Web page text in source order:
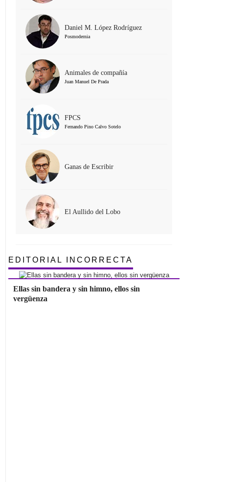
Daniel M. López Rodríguez
Posmodernia
Animales de compañía
Juan Manuel De Prada
FPCS
Fernando Pino Calvo Sotelo
Ganas de Escribir
El Aullido del Lobo
EDITORIAL INCORRECTA
Ellas sin bandera y sin himno, ellos sin
vergüenza